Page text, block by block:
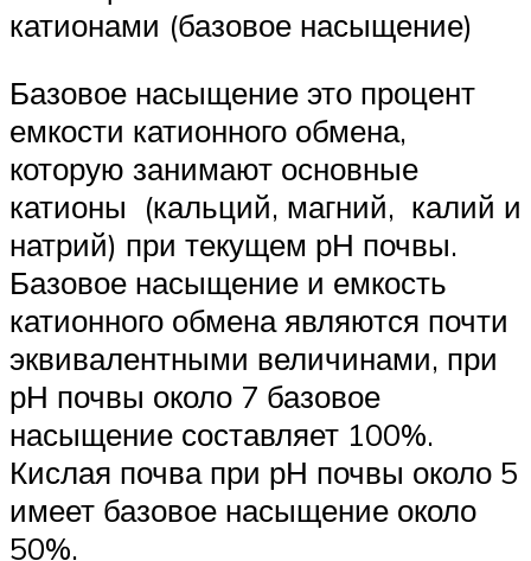
катионами (базовое насыщение)
Базовое насыщение это процент
емкости катионного обмена,
которую занимают основные
катионы (кальций, магний, калий и
натрий) при текущем рН почвы.
Базовое насыщение и емкость
катионного обмена являются почти
эквивалентными величинами, при
рН почвы около 7 базовое
насыщение составляет 100%.
Кислая почва при рН почвы около 5
имеет базовое насыщение около
50%.